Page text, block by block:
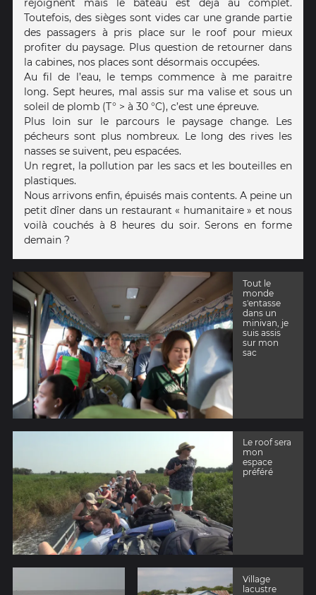
rejoignent mais le bateau est déjà au complet.
Toutefois, des sièges sont vides car une grande partie
des passagers à pris place sur le roof pour mieux
profiter du paysage. Plus question de retourner dans
la cabines, nos places sont désormais occupées.
Au fil de l’eau, le temps commence à me paraitre
long. Sept heures, mal assis sur ma valise et sous un
soleil de plomb (T° > à 30 °C), c’est une épreuve.
Plus loin sur le parcours le paysage change. Les
pécheurs sont plus nombreux. Le long des rives les
nasses se suivent, peu espacées.
Un regret, la pollution par les sacs et les bouteilles en
plastiques.
Nous arrivons enfin, épuisés mais contents. A peine un
petit dîner dans un restaurant « humanitaire » et nous
voilà couchés à 8 heures du soir. Serons en forme
demain ?
Tout le
monde
s'entasse
dans un
minivan, je
suis assis
sur mon
sac
Le roof sera
mon
espace
préféré
Village
lacustre